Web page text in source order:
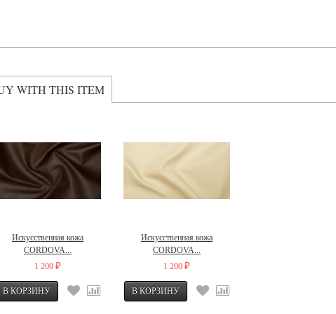
WITH THIS ITEM
Искусственная кожа
CORDOVA...
1 200 ₽
Искусственная кожа
CORDOVA...
1 200 ₽